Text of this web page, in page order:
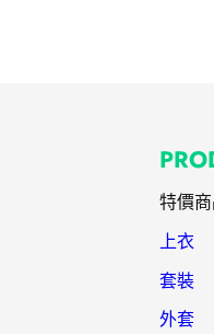
特價
上衣
套裝
外套